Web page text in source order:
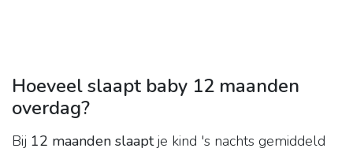
Hoeveel slaapt baby 12 maanden
overdag?
Bij 12 maanden slaaptje kind 's nachts gemiddeld